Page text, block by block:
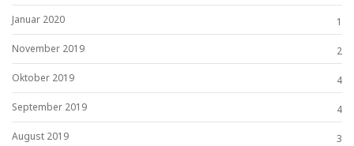
Januar 2020
1
November 2019
2
Oktober 2019
4
September 2019
4
August 2019
3